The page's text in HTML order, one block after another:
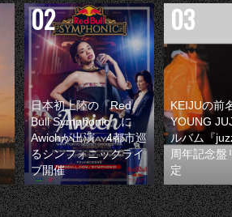
日本初上陸の『Red
Bull Symphonic』に
Awichが出演 4都市巡
るシンフォニックライ
ブ開催
KEIJUの前
YOUNG
ルバム『
周年記念盤
定